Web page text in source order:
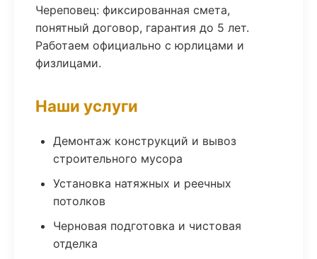
Череповец: фиксированная смета,
понятный договор, гарантия до 5 лет.
Работаем официально с юрлицами и
физлицами.
Наши услуги
Демонтаж конструкций и вывоз
строительного мусора
Установка натяжных и реечных
потолков
Черновая подготовка и чистовая
отделка